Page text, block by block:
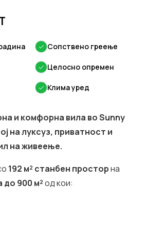
✓ Сопствено греење
✓ Целосно опремен
✓ Клима уред
и комфорна вила во Sunny
на луксуз, приватност и
на живеење.
192 м² станбен просторна
до 900 м²од кои: